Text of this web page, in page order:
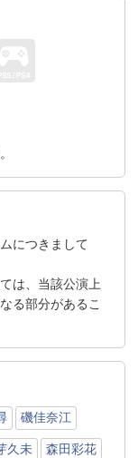
につきまして
は、当該公演上
る部分があるこ
磯佳奈江
久未 森田彩花